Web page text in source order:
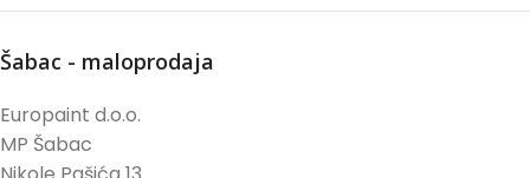
Šabac - maloprodaja
Europaint d.o.o.
MP Šabac